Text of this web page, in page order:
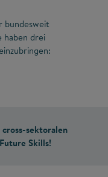
bundesweit
haben drei
sektoralen
Skills!